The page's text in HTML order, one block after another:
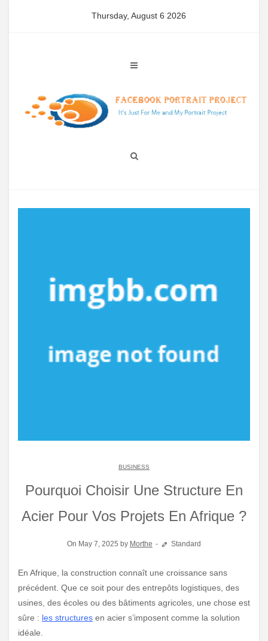
Thursday, August 6 2026
BUSINESS
Pourquoi Choisir Une Structure En
Acier Pour Vos Projets En Afrique ?
On May 7, 2025 by Morthe Standard
En Afrique, la construction connaît une croissance sans
précédent. Que ce soit pour des entrepôts logistiques, des
usines, des écoles ou des bâtiments agricoles, une chose est
sûre : les structures en acier s’imposent comme la solution
idéale.